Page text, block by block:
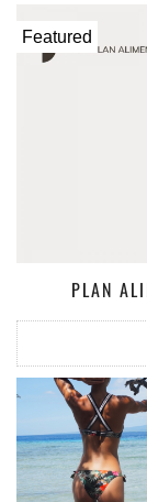
Featured
PLAN